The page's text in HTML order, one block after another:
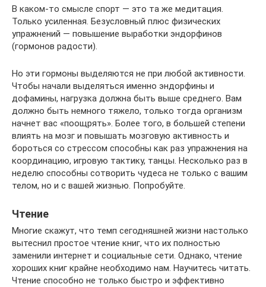
В каком-то смысле спорт — это та же медитация.
Только усиленная. Безусловный плюс физических
упражнений — повышение выработки эндорфинов
(гормонов радости).
Но эти гормоны выделяются не при любой активности.
Чтобы начали выделяться именно эндорфины и
дофамины, нагрузка должна быть выше среднего. Вам
должно быть немного тяжело, только тогда организм
начнет вас «поощрять». Более того, в большей степени
влиять на мозг и повышать мозговую активность и
бороться со стрессом способны как раз упражнения на
координацию, игровую тактику, танцы. Несколько раз в
неделю способны сотворить чудеса не только с вашим
телом, но и с вашей жизнью. Попробуйте.
Чтение
Многие скажут, что темп сегодняшней жизни настолько
вытеснил простое чтение книг, что их полностью
заменили интернет и социальные сети. Однако, чтение
хороших книг крайне необходимо нам. Научитесь читать.
Чтение способно не только быстро и эффективно